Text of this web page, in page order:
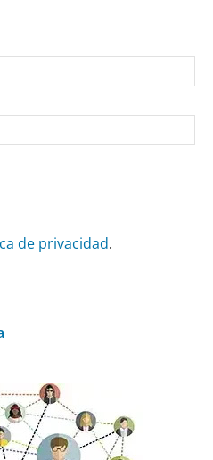
de privacidad.